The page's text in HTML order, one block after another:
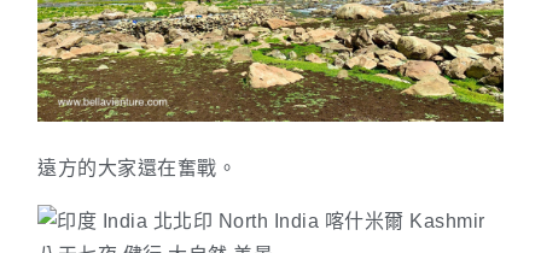
遠方的大家還在奮戰。